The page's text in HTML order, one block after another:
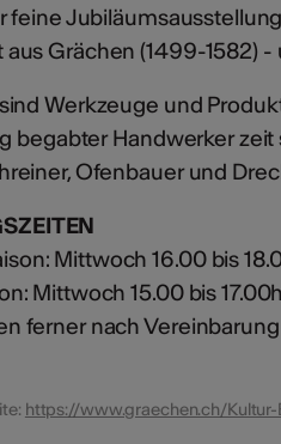
feine
Grächen (1499-1582)
Werkzeuge und
begabter Handwerker
Ofenbauer und
Mittwoch 16.00 bis
Mittwoch 15.00 bis 17.00h
ferner nach
https://www.graechen.ch/